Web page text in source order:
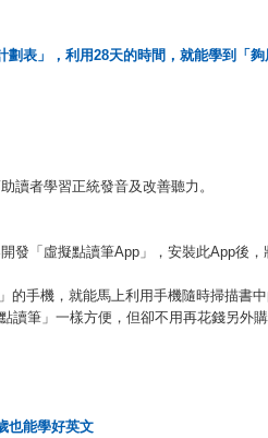
劃表」， 利用28天的時間，就能學到「夠
讀者學習正統發音及改善聽力。
發「虛擬點讀筆App」，安裝此App後，
的手機，就能馬上利用手機隨時掃描書
讀筆」一樣方便，但卻不用再花錢另外
也能學好英文